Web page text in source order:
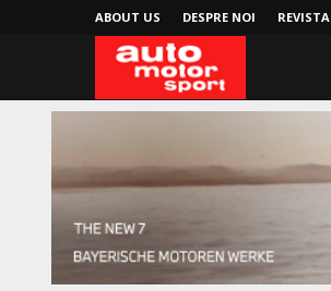
ABOUT US DESPRE NOI REVISTA